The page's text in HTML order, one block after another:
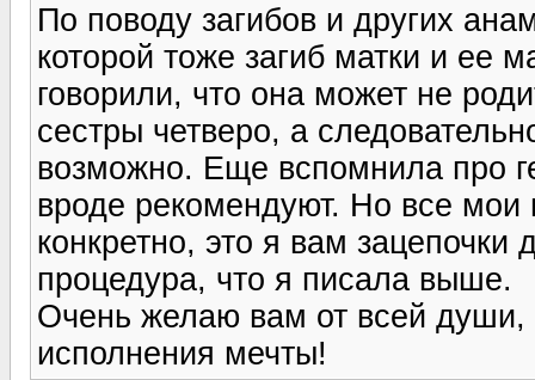
По поводу загибов и других
которой тоже загиб матки и ее
говорили, что она может не
сестры четверо, а
возможно. Еще вспомнила про
вроде рекомендуют. Но все мои
конкретно, это я вам
процедура, что я писала выше.
Очень желаю вам от всей
исполнения мечты!